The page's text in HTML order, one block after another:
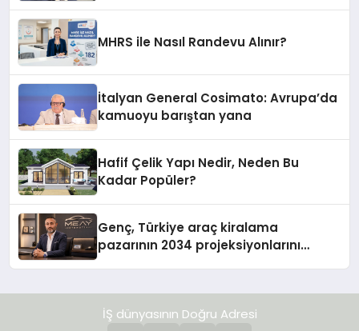
MHRS ile Nasıl Randevu Alınır?
İtalyan General Cosimato: Avrupa’da
kamuoyu barıştan yana
Hafif Çelik Yapı Nedir, Neden Bu
Kadar Popüler?
Genç, Türkiye araç kiralama
pazarının 2034 projeksiyonlarını
İŞ dünyasının Doğru Adresi